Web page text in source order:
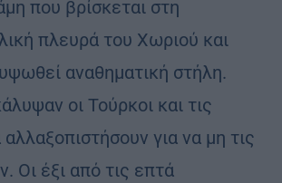
που βρίσκεται στη
πλευρά του Χωριού και
αναθηματική στήλη.
οι Τούρκοι και τις
για να μη τις
Οι έξι από τις επτά